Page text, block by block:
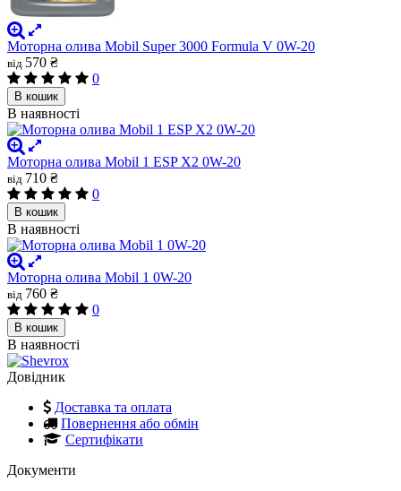
Моторна олива Mobil Super 3000 Formula V 0W-20
від 570 ₴
0
В кошик
В наявності
Моторна олива Mobil 1 ESP X2 0W-20
від 710 ₴
0
В кошик
В наявності
Моторна олива Mobil 1 0W-20
від 760 ₴
0
В кошик
В наявності
Довідник
Доставка та оплата
Повернення або обмін
Сертифікати
Документи